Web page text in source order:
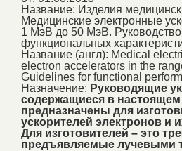
Название: Изделия
Медицинские электронные
1 МэВ до 50 МэВ.
функциональных
Название (англ): Medical
electron accelerators in the
Guidelines for functional
Назначение: Руководящие
содержащиеся в настоящем
предназначены для
ускорителей электронов и
Для изготовителей – это
предъявляемые лучевыми